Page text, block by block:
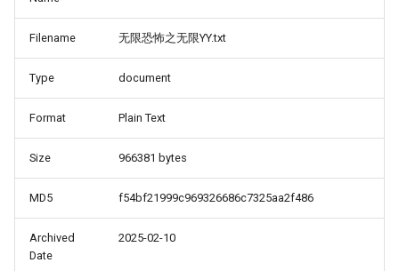
Filename 无限恐怖之无限YY.txt
Type document
Format Plain Text
Size 966381 bytes
MD5 f54bf21999c969326686c7325aa2f486
Archived
Date
2025-02-10